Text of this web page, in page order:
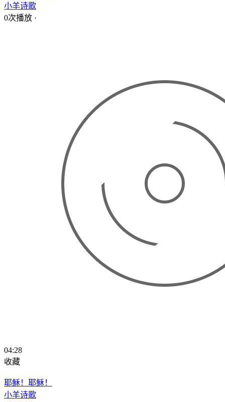
小羊诗歌
0次播放 ·
04:28
收藏
耶稣！耶稣！
小羊诗歌